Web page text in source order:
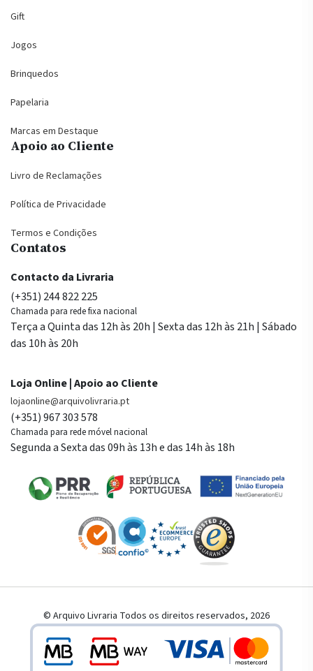
Gift
Jogos
Brinquedos
Papelaria
Marcas em Destaque
Apoio ao Cliente
Livro de Reclamações
Política de Privacidade
Termos e Condições
Contatos
Contacto da Livraria
(+351) 244 822 225
Chamada para rede fixa nacional
Terça a Quinta das 12h às 20h | Sexta das 12h às 21h | Sábado
das 10h às 20h
Loja Online | Apoio ao Cliente
lojaonline@arquivolivraria.pt
(+351) 967 303 578
Chamada para rede móvel nacional
Segunda a Sexta das 09h às 13h e das 14h às 18h
© Arquivo Livraria Todos os direitos reservados, 2026